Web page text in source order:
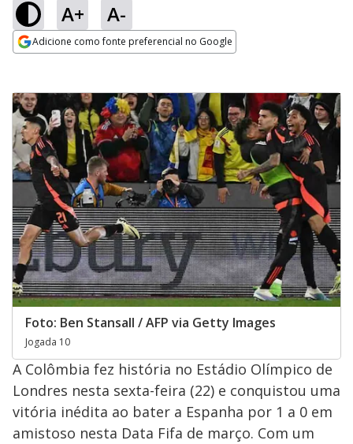
A+ A-
Adicione como fonte preferencial no Google
Foto: Ben Stansall / AFP via Getty Images
Jogada 10
A Colômbia fez história no Estádio Olímpico de
Londres nesta sexta-feira (22) e conquistou uma
vitória inédita ao bater a Espanha por 1 a 0 em
amistoso nesta Data Fifa de março. Com um